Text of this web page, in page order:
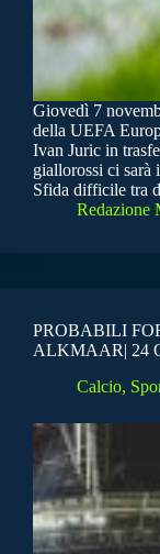
Giovedì 7
della UEFA
Ivan Juric in
giallorossi ci
Sfida difficile tra
Redazione
PROBABILI
ALKMAAR| 24
Calcio,